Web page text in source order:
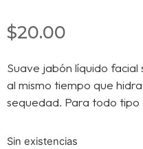
$20.00
Suave jabón líquido facial
al mismo tiempo que
sequedad. Para todo tipo
Sin existencias